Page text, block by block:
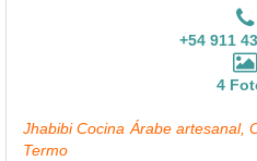
+54 911
4
Jhabibi Cocina Árabe artesanal,
Termo